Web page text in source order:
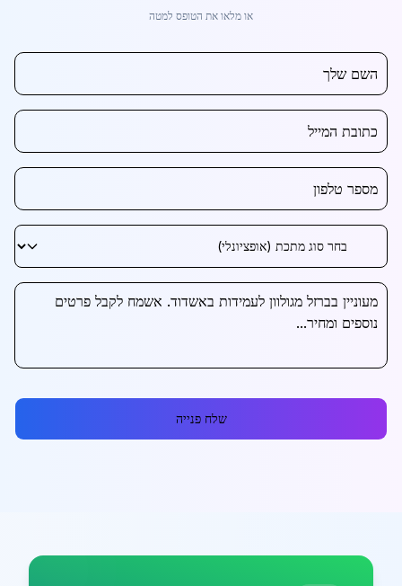
או מלאו את הטופס למטה
שלח פנייה